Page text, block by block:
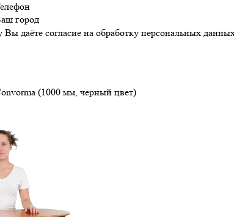
город
даёте согласие на обработку персональных
(1000 мм, черный цвет)